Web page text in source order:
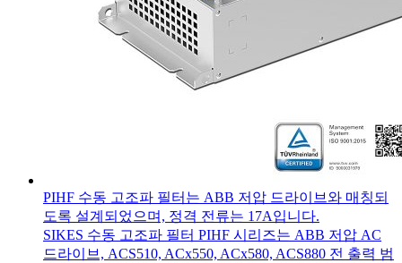
PIHF 수동 고조파 필터는 ABB 저압 드라이브와 매칭되
도록 설계되었으며, 정격 전류는 17A입니다.
SIKES 수동 고조파 필터 PIHF 시리즈는 ABB 저압 AC
드라이브, ACS510, ACx550, ACx580, ACS880 전 출력 범